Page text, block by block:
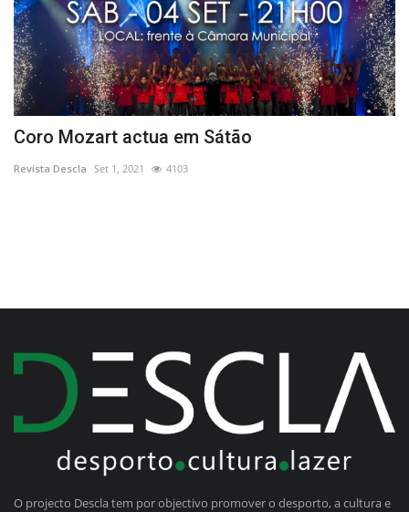
Coro Mozart actua em Sátão
Revista Descla Set 1, 2021 4103
O projecto Descla tem por objectivo promover o desporto, a cultura e